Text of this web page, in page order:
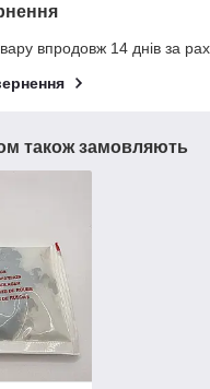
впродовж 14 днів за
також замовляють